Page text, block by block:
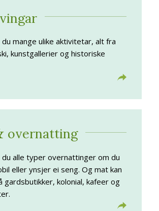
mange ulike aktivitetar, alt fra
kunstgallerier og historiske
overnatting
alle typer overnattinger om du
eller ynsjer ei seng. Og mat kan
gardsbutikker, kolonial, kafeer og